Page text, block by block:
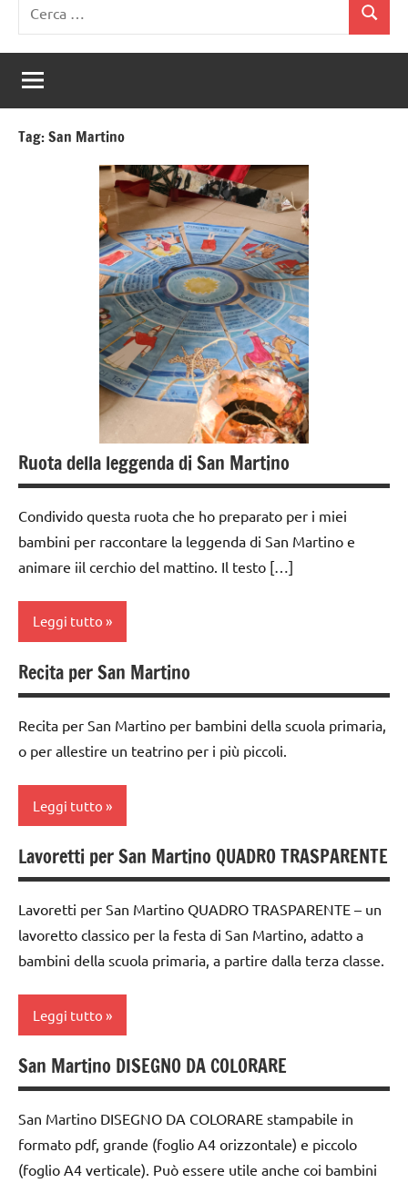
per:
Cerca
Tag:San Martino
Ruota della leggenda di San Martino
Condivido questa ruota che ho preparato per i miei
bambini per raccontare la leggenda di San Martino e
animare iil cerchio del mattino. Il testo […]
Leggi tutto
Autunno
1a
2a
da 0
anni
6
anni
6
FESTE
DELL'ANNO
giochi
Recita per San Martino
Recita per San Martino per bambini della scuola primaria,
o per allestire un teatrino per i più piccoli.
Leggi tutto
classe
1a
dai
3 ai
6
dai
6
anni
FESTE
DELL'ANNO
LINGUAGGIO
Lavoretti per San Martino QUADRO TRASPARENTE
Lavoretti per San Martino QUADRO TRASPARENTE – un
lavoretto classico per la festa di San Martino, adatto a
bambini della scuola primaria, a partire dalla terza classe.
Leggi tutto
ARTE
IMMAGINE
carta
cartamodelli
San Martino DISEGNO DA COLORARE
San Martino DISEGNO DA COLORARE stampabile in
formato pdf, grande (foglio A4 orizzontale) e piccolo
(foglio A4 verticale). Può essere utile anche coi bambini